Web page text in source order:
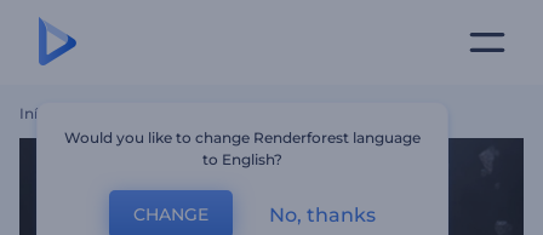
Início
Would you like to change Renderforest language
to English?
CHANGE No, thanks